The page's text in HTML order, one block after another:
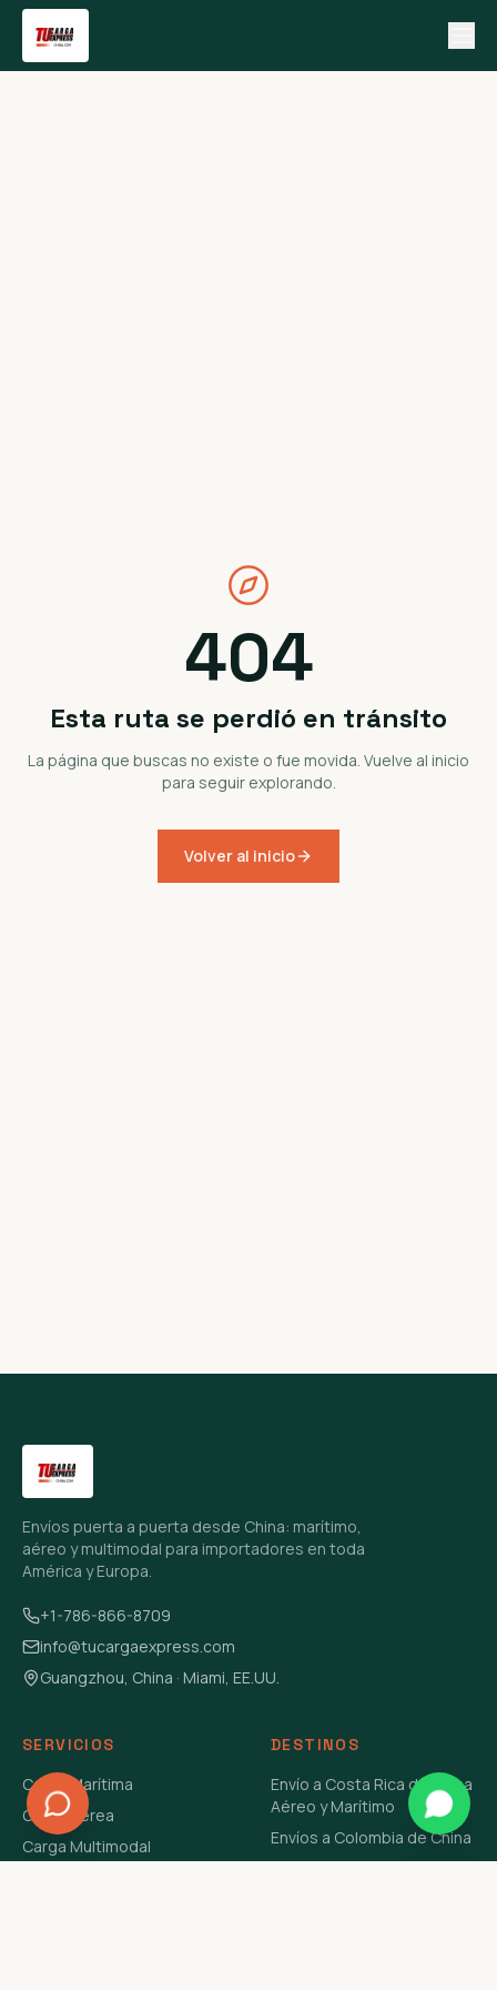
404
Esta ruta se perdió en tránsito
La página que buscas no existe o fue movida. Vuelve al inicio
para seguir explorando.
Volver al inicio
Envíos puerta a puerta desde China: marítimo,
aéreo y multimodal para importadores en toda
América y Europa.
+1-786-866-8709
info@tucargaexpress.com
Guangzhou, China · Miami, EE.UU.
SERVICIOS
Carga Marítima
Carga Aérea
Carga Multimodal
DESTINOS
Envío a Costa Rica de China
Aéreo y Marítimo
Envíos a Colombia de China